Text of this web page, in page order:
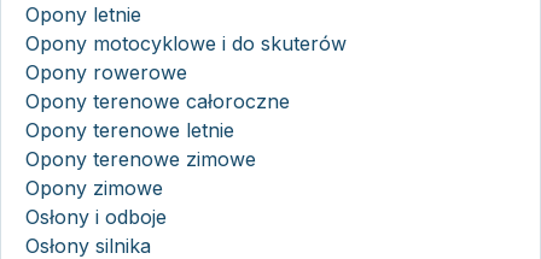
Opony letnie
Opony motocyklowe i do skuterów
Opony rowerowe
Opony terenowe całoroczne
Opony terenowe letnie
Opony terenowe zimowe
Opony zimowe
Osłony i odboje
Osłony silnika